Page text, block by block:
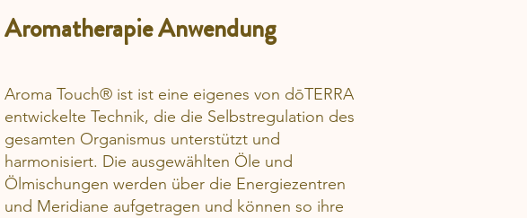
Aromatherapie Anwendung
Aroma Touch® ist ist eine eigenes von dōTERRA
entwickelte Technik, die die Selbstregulation des
gesamten Organismus unterstützt und
harmonisiert. Die ausgewählten Öle und
Ölmischungen werden über die Energiezentren
und Meridiane aufgetragen und können so ihre